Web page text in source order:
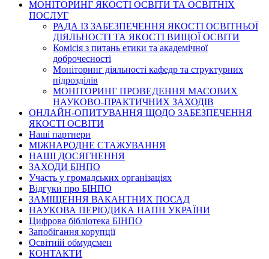
МОНІТОРИНГ ЯКОСТІ ОСВІТИ ТА ОСВІТНІХ
ПОСЛУГ
РАДА ІЗ ЗАБЕЗПЕЧЕННЯ ЯКОСТІ ОСВІТНЬОЇ
ДІЯЛЬНОСТІ ТА ЯКОСТІ ВИЩОЇ ОСВІТИ
Комісія з питань етики та академічної
доброчесності
Моніторинг діяльності кафедр та структурних
підрозділів
МОНІТОРИНГ ПРОВЕДЕННЯ МАСОВИХ
НАУКОВО-ПРАКТИЧНИХ ЗАХОДІВ
ОНЛАЙН-ОПИТУВАННЯ ЩОДО ЗАБЕЗПЕЧЕННЯ
ЯКОСТІ ОСВІТИ
Наші партнери
МІЖНАРОДНЕ СТАЖУВАННЯ
НАШІ ДОСЯГНЕННЯ
ЗАХОДИ БІНПО
Участь у громадських організаціях
Відгуки про БІНПО
ЗАМІЩЕННЯ ВАКАНТНИХ ПОСАД
НАУКОВА ПЕРІОДИКА НАПН УКРАЇНИ
Цифрова бібліотека БІНПО
Запобігання корупції
Освітній обмудсмен
КОНТАКТИ